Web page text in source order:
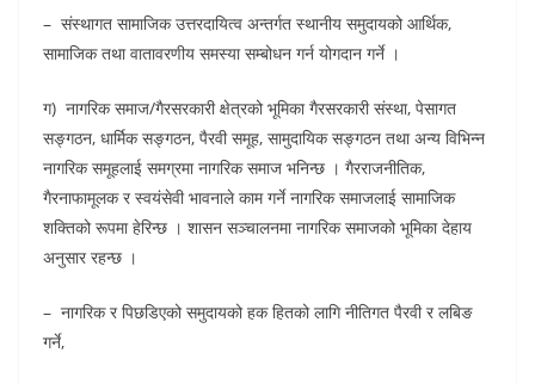
– संस्थागत सामाजिक उत्तरदायित्व अन्तर्गत स्थानीय समुदायको आर्थिक,
सामाजिक तथा वातावरणीय समस्या सम्बोधन गर्न योगदान गर्ने ।
ग) नागरिक समाज/गैरसरकारी क्षेत्रको भूमिका गैरसरकारी संस्था, पेसागत
सङ्गठन, धार्मिक सङ्गठन, पैरवी समूह, सामुदायिक सङ्गठन तथा अन्य विभिन्न
नागरिक समूहलाई समग्रमा नागरिक समाज भनिन्छ । गैरराजनीतिक,
गैरनाफामूलक र स्वयंसेवी भावनाले काम गर्ने नागरिक समाजलाई सामाजिक
शक्तिको रूपमा हेरिन्छ । शासन सञ्चालनमा नागरिक समाजको भूमिका देहाय
अनुसार रहन्छ ।
– नागरिक र पिछडिएको समुदायको हक हितको लागि नीतिगत पैरवी र लबिङ
गर्ने,